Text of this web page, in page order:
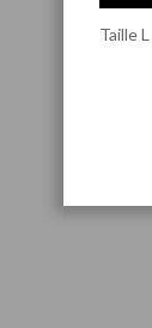
Taille L